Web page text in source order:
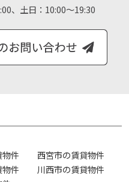
、土日：10:00～19:30
件
西宮市の賃貸物件
件
川西市の賃貸物件